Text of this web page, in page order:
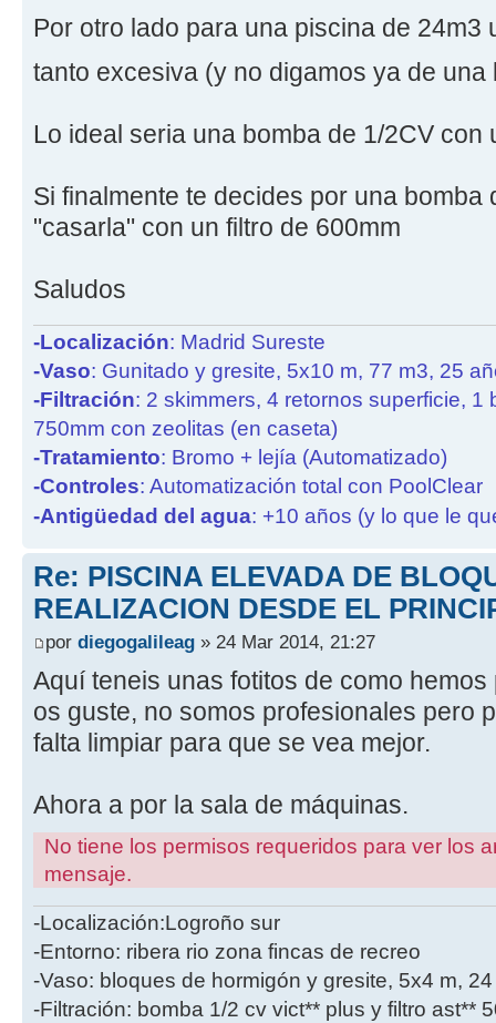
Por otro lado para una piscina de 24m3
tanto excesiva (y no digamos ya de
Lo ideal seria una bomba de 1/2CV
Si finalmente te decides por una
"casarla" con un filtro de 600mm
Saludos
-Localización: Madrid Sureste
-Vaso: Gunitado y gresite, 5x10 m, 77 m3, 25
-Filtración: 2 skimmers, 4 retornos superficie, 1
750mm con zeolitas (en caseta)
-Tratamiento: Bromo + lejía (Automatizado)
-Controles: Automatización total con PoolClear
-Antigüedad del agua: +10 años (y lo que le
Re: PISCINA ELEVADA DE
REALIZACION DESDE EL
por diegogalileag » 24 Mar 2014, 21:27
Aquí teneis unas fotitos de como
os guste, no somos profesionales pero
falta limpiar para que se vea mejor.
Ahora a por la sala de máquinas.
No tiene los permisos requeridos para ver los
mensaje.
-Localización:Logroño sur
-Entorno: ribera rio zona fincas de recreo
-Vaso: bloques de hormigón y gresite, 5x4 m,
-Filtración: bomba 1/2 cv vict** plus y filtro ast**